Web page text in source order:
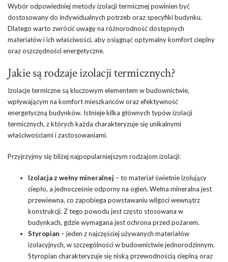
Wybór odpowiedniej metody izolacji termicznej powinien być
dostosowany do indywidualnych potrzeb oraz specyfiki budynku.
Dlatego warto zwrócić uwagę na różnorodność dostępnych
materiałów i ich właściwości, aby osiągnąć optymalny komfort cieplny
oraz oszczędności energetyczne.
Jakie są rodzaje izolacji termicznych?
Izolacje termiczne są kluczowym elementem w budownictwie,
wpływającym na komfort mieszkańców oraz efektywność
energetyczną budynków. Istnieje kilka głównych typów izolacji
termicznych, z których każda charakteryzuje się unikalnymi
właściwościami i zastosowaniami.
Przyjrzyjmy się bliżej najpopularniejszym rodzajom izolacji:
Izolacja z wełny mineralnej – to materiał świetnie izolujący
ciepło, a jednocześnie odporny na ogień. Wełna mineralna jest
przewiewna, co zapobiega powstawaniu wilgoci wewnątrz
konstrukcji. Z tego powodu jest często stosowana w
budynkach, gdzie wymagana jest ochrona przed pożarem.
Styropian – jeden z najczęściej używanych materiałów
izolacyjnych, w szczególności w budownictwie jednorodzinnym.
Styropian charakteryzuje się niską przewodnością cieplną oraz